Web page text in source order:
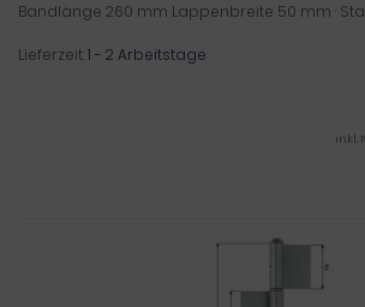
Bandlänge 260 mm Lappenbreite 50 mm ·
Lieferzeit:1 - 2 Arbeitstage
inkl.